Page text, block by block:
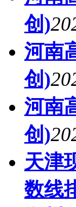
创)
河南
创)
河南
创)
天津
数线